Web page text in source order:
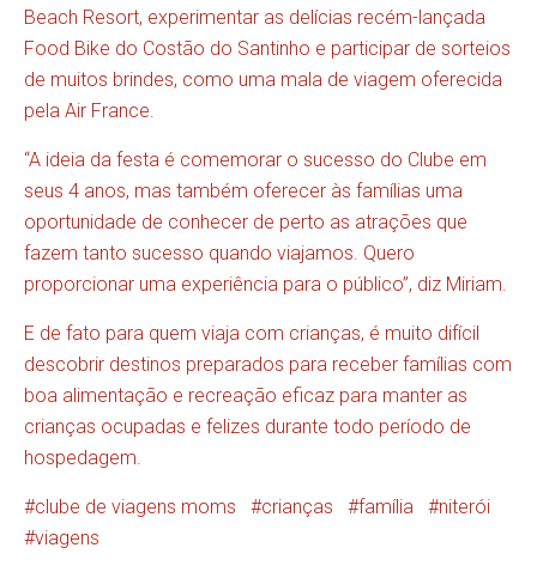
Beach Resort, experimentar as delícias recém-lançada
Food Bike do Costão do Santinho e participar de sorteios
de muitos brindes, como uma mala de viagem oferecida
pela Air France.
“A ideia da festa é comemorar o sucesso do Clube em
seus 4 anos, mas também oferecer às famílias uma
oportunidade de conhecer de perto as atrações que
fazem tanto sucesso quando viajamos. Quero
proporcionar uma experiência para o público”, diz Miriam.
E de fato para quem viaja com crianças, é muito difícil
descobrir destinos preparados para receber famílias com
boa alimentação e recreação eficaz para manter as
crianças ocupadas e felizes durante todo período de
hospedagem.
clube de viagens moms crianças família
niterói
viagens